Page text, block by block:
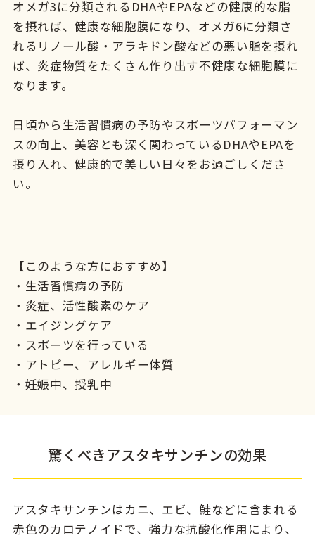
オメガ3に分類されるDHAやEPAなどの健康的な脂
を摂れば、健康な細胞膜になり、オメガ6に分類さ
れるリノール酸・アラキドン酸などの悪い脂を摂れ
ば、炎症物質をたくさん作り出す不健康な細胞膜に
なります。
日頃から生活習慣病の予防やスポーツパフォーマン
スの向上、美容とも深く関わっているDHAやEPAを
摂り入れ、健康的で美しい日々をお過ごしくださ
い。
【このような方におすすめ】
・生活習慣病の予防
・炎症、活性酸素のケア
・エイジングケア
・スポーツを行っている
・アトピー、アレルギー体質
・妊娠中、授乳中
驚くべきアスタキサンチンの効果
アスタキサンチンはカニ、エビ、鮭などに含まれる
赤色のカロテノイドで、強力な抗酸化作用により、